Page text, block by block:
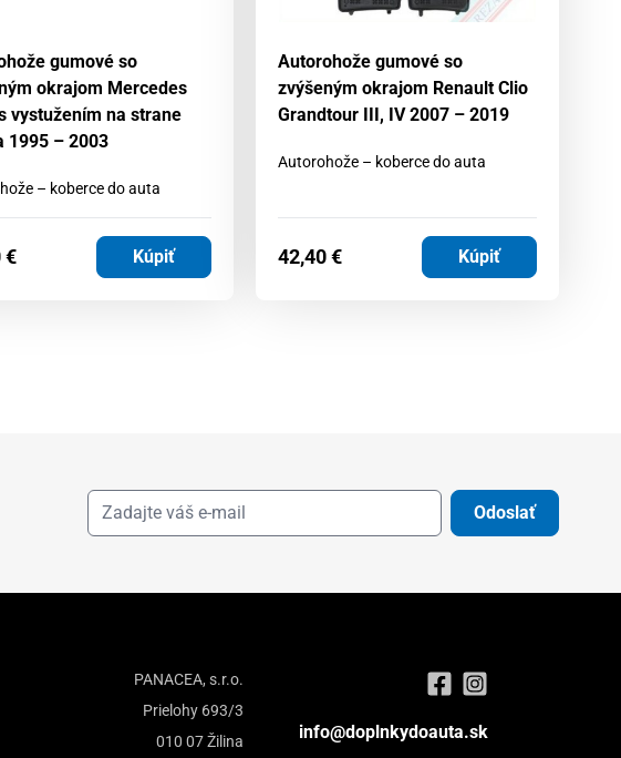
gumové so
okrajom Mercedes
vystužením na strane
1995 – 2003
– koberce do auta
€ Kúpiť
Autorohože gumové so
zvýšeným okrajom Renault Clio
Grandtour III, IV 2007 – 2019
Autorohože – koberce do auta
42,40€ Kúpiť
Odoslať
PANACEA, s.r.o.
Prielohy 693/3
010 07 Žilina
info@doplnkydoauta.sk